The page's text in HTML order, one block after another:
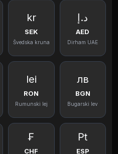
kr
SEK
Švedska kruna
د.إ
AED
Dirham UAE
lei
RON
Rumunski lej
лв
BGN
Bugarski lev
₣
CHF
₧
ESP